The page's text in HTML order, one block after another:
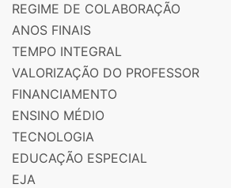
REGIME DE COLABORAÇÃO
ANOS FINAIS
TEMPO INTEGRAL
VALORIZAÇÃO DO PROFESSOR
FINANCIAMENTO
ENSINO MÉDIO
TECNOLOGIA
EDUCAÇÃO ESPECIAL
EJA